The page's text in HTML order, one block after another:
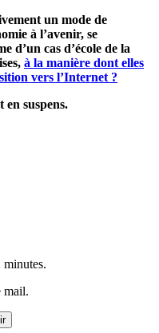
un mode de
à l’avenir, se
d’un cas d’école de la
à la manière dont elles
vers l’Internet ?
suspens.
minutes.
mail.